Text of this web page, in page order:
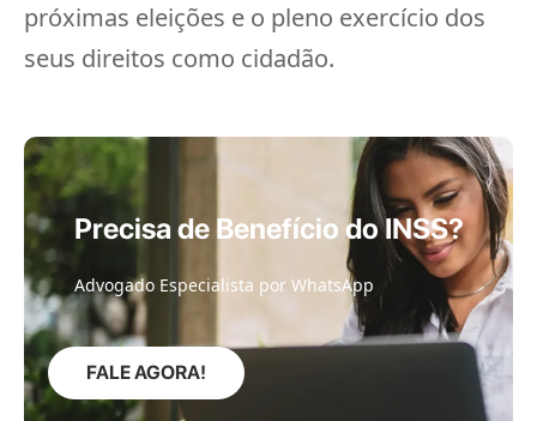
próximas eleições e o pleno exercício dos
seus direitos como cidadão.
Precisa de Benefício do INSS?
Advogado Especialista por WhatsApp
FALE AGORA!